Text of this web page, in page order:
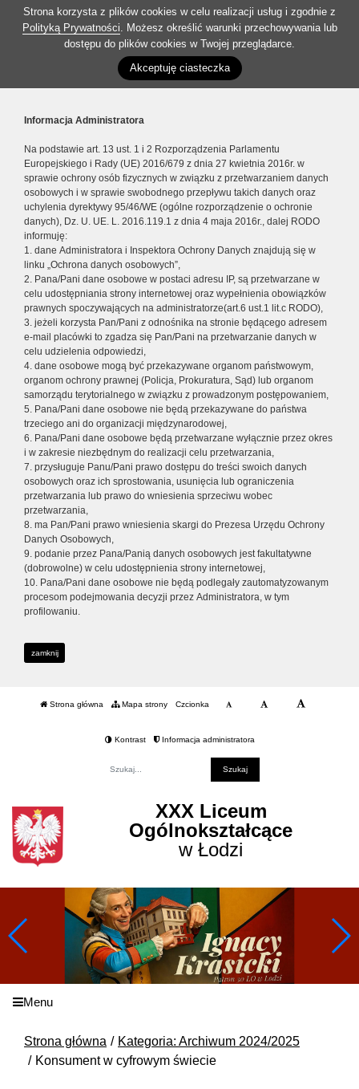
Strona korzysta z plików cookies w celu realizacji usług i zgodnie z
Polityką Prywatności. Możesz określić warunki przechowywania lub
dostępu do plików cookies w Twojej przeglądarce.
Akceptuję ciasteczka
Informacja Administratora
Na podstawie art. 13 ust. 1 i 2 Rozporządzenia Parlamentu
Europejskiego i Rady (UE) 2016/679 z dnia 27 kwietnia 2016r. w
sprawie ochrony osób fizycznych w związku z przetwarzaniem danych
osobowych i w sprawie swobodnego przepływu takich danych oraz
uchylenia dyrektywy 95/46/WE (ogólne rozporządzenie o ochronie
danych), Dz. U. UE. L. 2016.119.1 z dnia 4 maja 2016r., dalej RODO
informuję:
1. dane Administratora i Inspektora Ochrony Danych znajdują się w
linku „Ochrona danych osobowych”,
2. Pana/Pani dane osobowe w postaci adresu IP, są przetwarzane w
celu udostępniania strony internetowej oraz wypełnienia obowiązków
prawnych spoczywających na administratorze(art.6 ust.1 lit.c RODO),
3. jeżeli korzysta Pan/Pani z odnośnika na stronie będącego adresem
e-mail placówki to zgadza się Pan/Pani na przetwarzanie danych w
celu udzielenia odpowiedzi,
4. dane osobowe mogą być przekazywane organom państwowym,
organom ochrony prawnej (Policja, Prokuratura, Sąd) lub organom
samorządu terytorialnego w związku z prowadzonym postępowaniem,
5. Pana/Pani dane osobowe nie będą przekazywane do państwa
trzeciego ani do organizacji międzynarodowej,
6. Pana/Pani dane osobowe będą przetwarzane wyłącznie przez okres
i w zakresie niezbędnym do realizacji celu przetwarzania,
7. przysługuje Panu/Pani prawo dostępu do treści swoich danych
osobowych oraz ich sprostowania, usunięcia lub ograniczenia
przetwarzania lub prawo do wniesienia sprzeciwu wobec
przetwarzania,
8. ma Pan/Pani prawo wniesienia skargi do Prezesa Urzędu Ochrony
Danych Osobowych,
9. podanie przez Pana/Panią danych osobowych jest fakultatywne
(dobrowolne) w celu udostępnienia strony internetowej,
10. Pana/Pani dane osobowe nie będą podlegały zautomatyzowanym
procesom podejmowania decyzji przez Administratora, w tym
profilowaniu.
zamknij
Strona główna Mapa strony Czcionka
Kontrast Informacja administratora
XXX Liceum
Ogólnokształcące
w Łodzi
Menu
Strona główna
Kategoria: Archiwum 2024/2025
Konsument w cyfrowym świecie